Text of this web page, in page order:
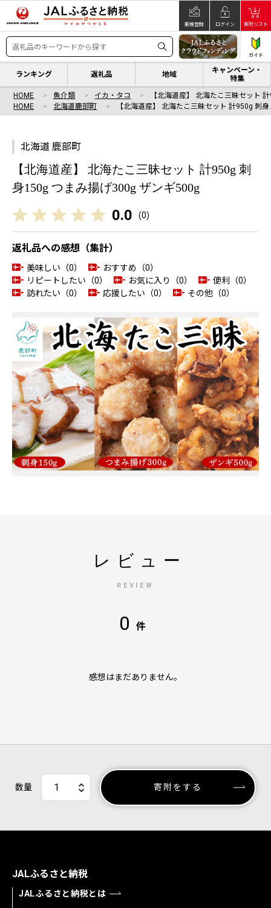
新規登録 ログイン 寄附リスト
ガイド
ランキング 返礼品 地域
キャンペーン・
特集
HOME 魚介類 イカ・タコ
【北海道産】 北海たこ三昧セット
HOME
北海道鹿部町 【北海道産】 北海たこ三昧セット 計950g 刺
北海道 鹿部町
【北海道産】 北海たこ三昧セット 計950g 刺
身150g つまみ揚げ300g ザンギ500g
0.0 (0)
返礼品への感想（集計）
美味しい（0）
おすすめ（0）
リピートしたい（0）
お気に入り（0）
便利（0）
訪れたい（0）
応援したい（0） その他（0）
レビュー
REVIEW
0 件
感想はまだありません。
数量 寄附をする
JALふるさと納税
JALふるさと納税とは